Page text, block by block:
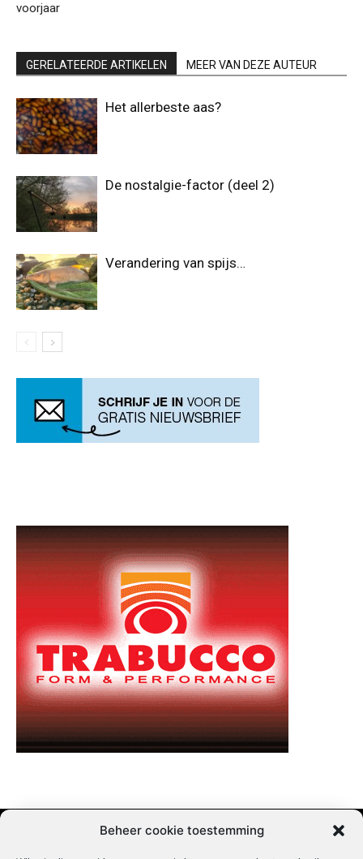
Beheer cookie toestemming
voorjaar
GERELATEERDE ARTIKELEN MEER VAN DEZE AUTEUR
Het allerbeste aas?
De nostalgie-factor (deel 2)
Verandering van spijs…